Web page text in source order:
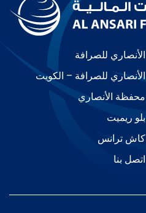
الأنصاري للصرافة
الأنصاري للصرافة – الكويت
محفظة الأنصاري
بلو ريميت
كاش ترانس
اتصل بنا